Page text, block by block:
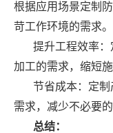
根据应用场景定制
苛工作环境的需求。
提升工程效率
加工的需求，缩短
节省成本：定
需求，减少不必要
总结：